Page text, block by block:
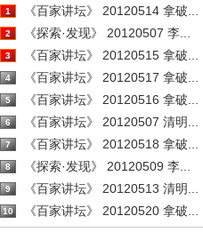
1 《百家讲坛》 20120514 拿破...
2 《探索·发现》 20120507 李...
3 《百家讲坛》 20120515 拿破...
4 《百家讲坛》 20120517 拿破...
5 《百家讲坛》 20120516 拿破...
6 《百家讲坛》 20120507 清明...
7 《百家讲坛》 20120518 拿破...
8 《探索·发现》 20120509 李...
9 《百家讲坛》 20120513 清明...
10 《百家讲坛》 20120520 拿破...